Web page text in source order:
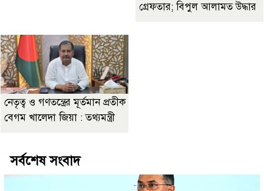
গ্রেফতার; বিপুল আলামত উদ্ধার
নেতৃত্ব ও গণতন্ত্রের মূর্তমান প্রতীক
বেগম খালেদা জিয়া : তথ্যমন্ত্রী
সর্বশেষ সংবাদ